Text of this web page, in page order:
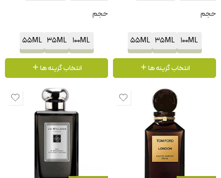
حجم
100ML
35ML
55ML
انتخاب گزینه ها
حجم
100ML
35ML
55ML
انتخاب گزینه ها